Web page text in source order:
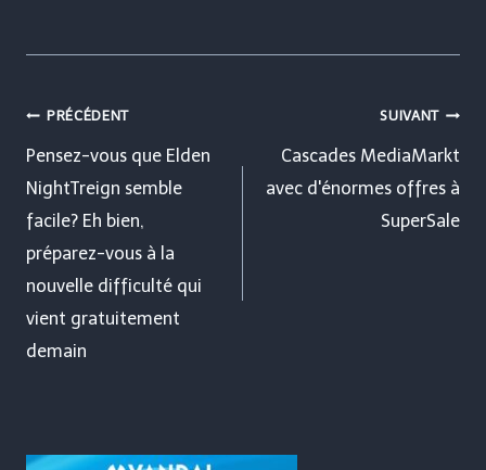
Navigation
de
l’article
PRÉCÉDENT
Pensez-vous que Elden
NightTreign semble
facile? Eh bien,
préparez-vous à la
nouvelle difficulté qui
vient gratuitement
demain
SUIVANT
Cascades MediaMarkt
avec d'énormes offres à
SuperSale